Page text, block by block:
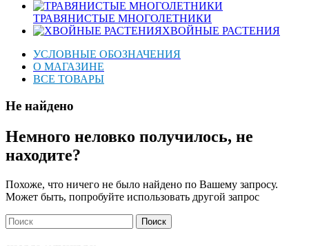
ТРАВЯНИСТЫЕ МНОГОЛЕТНИКИ
ХВОЙНЫЕ РАСТЕНИЯ
УСЛОВНЫЕ ОБОЗНАЧЕНИЯ
О МАГАЗИНЕ
ВСЕ ТОВАРЫ
Не найдено
Немного неловко получилось, не
находите?
Похоже, что ничего не было найдено по Вашему запросу.
Может быть, попробуйте использовать другой запрос
Поиск